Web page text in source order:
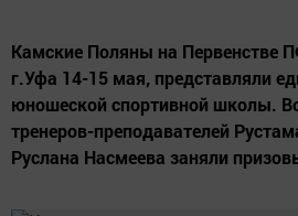
Камские Поляны на Первенстве
г.Уфа 14-15 мая, представляли
юношеской спортивной школы.
тренеров-преподавателей
Руслана Насмеева заняли